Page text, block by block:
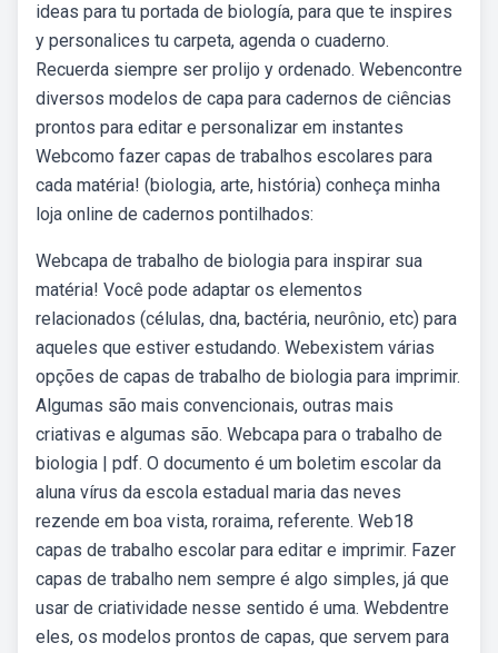
ideas para tu portada de biología, para que te inspires
y personalices tu carpeta, agenda o cuaderno.
Recuerda siempre ser prolijo y ordenado. Webencontre
diversos modelos de capa para cadernos de ciências
prontos para editar e personalizar em instantes
Webcomo fazer capas de trabalhos escolares para
cada matéria! (biologia, arte, história) conheça minha
loja online de cadernos pontilhados:
Webcapa de trabalho de biologia para inspirar sua
matéria! Você pode adaptar os elementos
relacionados (células, dna, bactéria, neurônio, etc) para
aqueles que estiver estudando. Webexistem várias
opções de capas de trabalho de biologia para imprimir.
Algumas são mais convencionais, outras mais
criativas e algumas são. Webcapa para o trabalho de
biologia | pdf. O documento é um boletim escolar da
aluna vírus da escola estadual maria das neves
rezende em boa vista, roraima, referente. Web18
capas de trabalho escolar para editar e imprimir. Fazer
capas de trabalho nem sempre é algo simples, já que
usar de criatividade nesse sentido é uma. Webdentre
eles, os modelos prontos de capas, que servem para